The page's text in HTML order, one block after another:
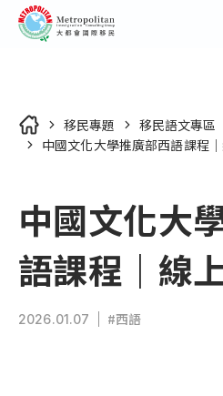
所有移民國家列表
第二國護照
外僑學校
美國
關於我們
您的代辦首選
移居研究室
所有移居研究室列表
移民專題
移民語文專區
中國文化大學推廣部西語課程
中國文化大
語課程｜線
2026.01.07 #西語